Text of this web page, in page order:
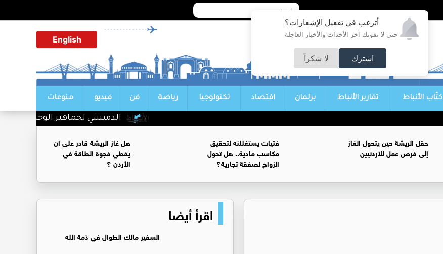
أترغب في تفعيل الإشعارات؟
حتى لا تفوتك آخر الأحداث والأخبار العاجلة
اشترك لا شكراً
English
كتّاب الأنباط تقارير الأنباط برلمان اقتصاد تكنولوجيا رياضة فن فيديو منوعات
الدميسي لجماهير الوحدات :بلشنا بالمغرفة و الدوري
حقل الريشة حين يتحول الغاز
إلى فرص عمل للأردنيين
فتيات يستغللنه لتحقيق
مكاسب مادية.. هل تحول
الزواج لصفقة تجارية؟
هل غاز الريشة قادر على ان
يغطي فجوة الطاقة في
الأردن ؟
اقرأ أيضا
السفير مالك الطوال في ذمة الله